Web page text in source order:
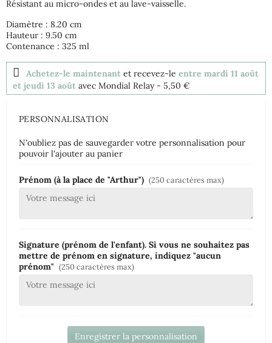
Résistant au micro-ondes et au lave-vaisselle.
Diamètre : 8.20 cm
Hauteur : 9.50 cm
Contenance : 325 ml
Achetez-le maintenant et recevez-le entre mardi 11 août
et jeudi 13 août avec Mondial Relay - 5,50 €
PERSONNALISATION
N'oubliez pas de sauvegarder votre personnalisation pour
pouvoir l'ajouter au panier
Prénom (à la place de "Arthur") (250 caractères max)
Signature (prénom de l'enfant). Si vous ne souhaitez pas
mettre de prénom en signature, indiquez "aucun
prénom" (250 caractères max)
Enregistrer la personnalisation